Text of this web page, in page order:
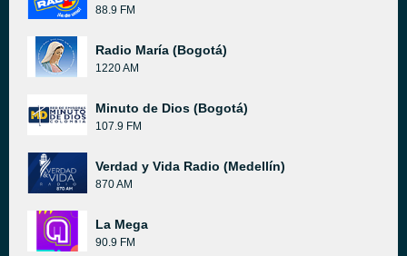
88.9 FM
Radio María (Bogotá)
1220 AM
Minuto de Dios (Bogotá)
107.9 FM
Verdad y Vida Radio (Medellín)
870 AM
La Mega
90.9 FM